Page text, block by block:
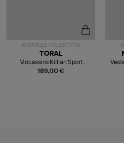
NOUVELLE COLLECTION
189,00 €
TORAL
Mocassins Killian Sport
Mousse